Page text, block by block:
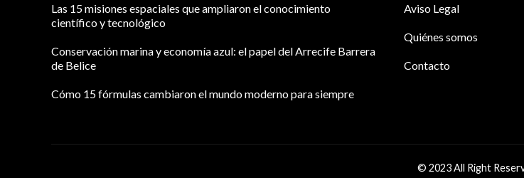
Las 15 misiones espaciales que ampliaron el conocimiento
científico y tecnológico
Conservación marina y economía azul: el papel del Arrecife Barrera
de Belice
Cómo 15 fórmulas cambiaron el mundo moderno para siempre
Aviso Legal
Quiénes somos
Contacto
© 2023 All Right